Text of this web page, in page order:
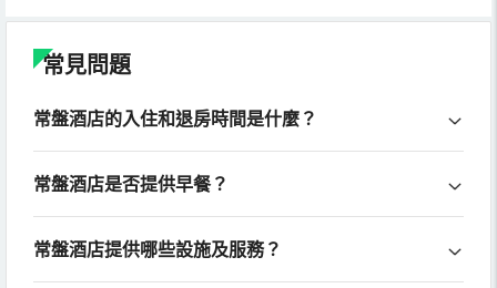
常見問題
常盤酒店的入住和退房時間是什麼？
常盤酒店是否提供早餐？
常盤酒店提供哪些設施及服務？